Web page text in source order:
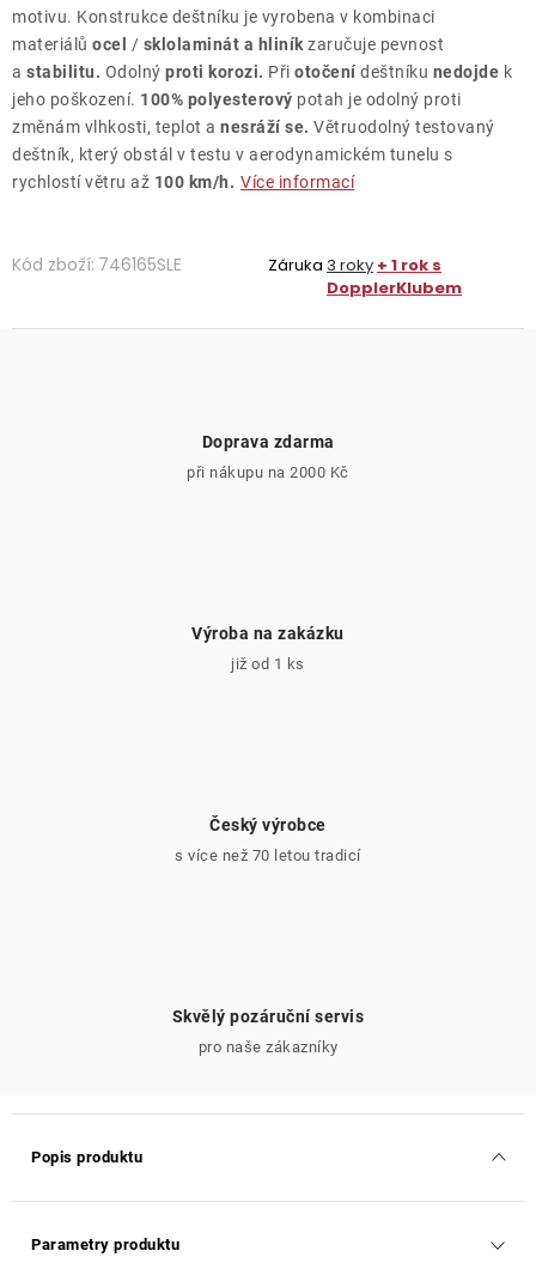
motivu. Konstrukce deštníku je vyrobena v kombinaci
materiálů ocel / sklolaminát a hliník zaručuje pevnost
a stabilitu. Odolný proti korozi. Při otočení deštníku nedojde k
jeho poškození. 100% polyesterový potah je odolný proti
změnám vlhkosti, teplot a nesráží se. Větruodolný testovaný
deštník, který obstál v testu v aerodynamickém tunelu s
rychlostí větru až 100 km/h. Více informací
Kód zboží: 746165SLE Záruka 3 roky + 1 rok s
DopplerKlubem
Doprava zdarma
při nákupu na 2000 Kč
Výroba na zakázku
již od 1 ks
Český výrobce
s více než 70 letou tradicí
Skvělý pozáruční servis
pro naše zákazníky
Popis produktu
Parametry produktu